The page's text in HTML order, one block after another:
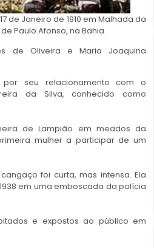
de Janeiro de 1910 em Malhada da
Paulo Afonso, na Bahia.
de Oliveira e Maria Joaquina
seu relacionamento com o
da Silva, conhecido como
de Lampião em meados da
mulher a participar de um
foi curta, mas intensa. Ela
em uma emboscada da polícia
e expostos ao público em